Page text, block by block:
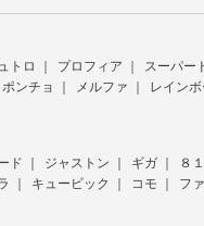
トロ プロフィア スーパー
ポンチョ メルファ レインボ
ド ジャストン ギガ ８
キュービック コモ フ